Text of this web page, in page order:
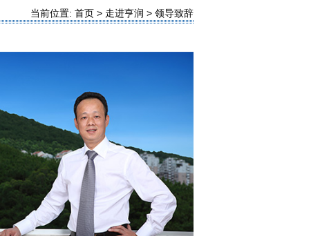
当前位置: 首页 > 走进亨润 > 领导致辞